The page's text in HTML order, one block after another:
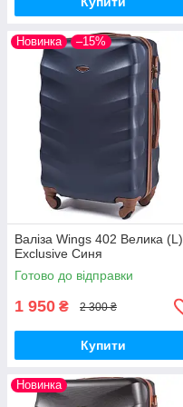
Новинка –15%
Валіза Wings 402 Велика (L)
Exclusive Синя
Готово до відправки
1 950 ₴ 2 300 ₴
Купити
Новинка